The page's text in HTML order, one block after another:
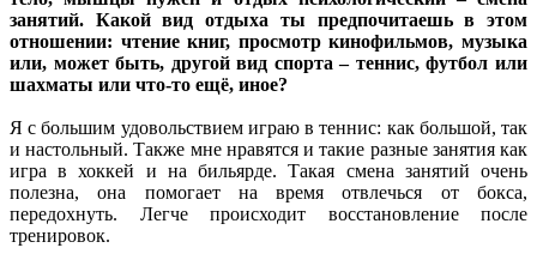
занятий. Какой вид отдыха ты предпочитаешь в этом
отношении: чтение книг, просмотр кинофильмов, музыка
или, может быть, другой вид спорта – теннис, футбол или
шахматы или что-то ещё, иное?
Я с большим удовольствием играю в теннис: как большой, так
и настольный. Также мне нравятся и такие разные занятия как
игра в хоккей и на бильярде. Такая смена занятий очень
полезна, она помогает на время отвлечься от бокса,
передохнуть. Легче происходит восстановление после
тренировок.